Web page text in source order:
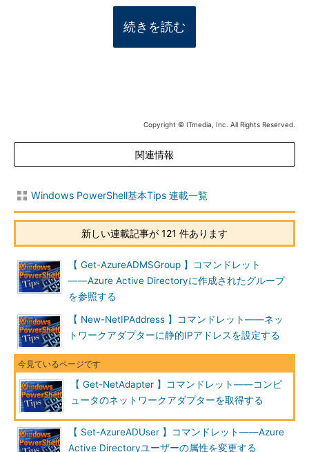
続きを読む
Copyright © ITmedia, Inc. All Rights Reserved.
関連情報
Windows PowerShell基本Tips 連載一覧
新しい連載記事が 121 件あります
【 Get-AzureADMSGroup 】コマンドレット
――Azure Active Directoryに作成されたグループ
を参照する
【 New-NetIPAddress 】コマンドレット――ネッ
トワークアダプターに静的IPアドレスを設定する
【 Get-NetAdapter 】コマンドレット――コンピ
ュータのネットワークアダプターを取得する
【 Set-AzureADUser 】コマンドレット――Azure
Active Directoryユーザーの属性を変更する